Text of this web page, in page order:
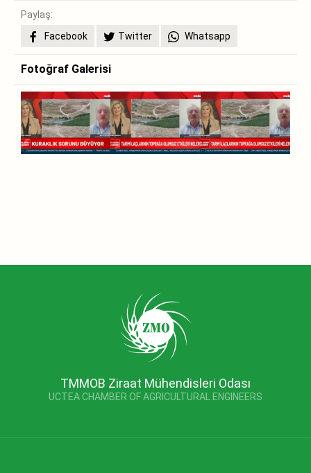
Paylaş:
Facebook
Twitter Whatsapp
Fotoğraf Galerisi
TMMOB Ziraat Mühendisleri Odası
UCTEA CHAMBER OF AGRICULTURAL ENGINEERS